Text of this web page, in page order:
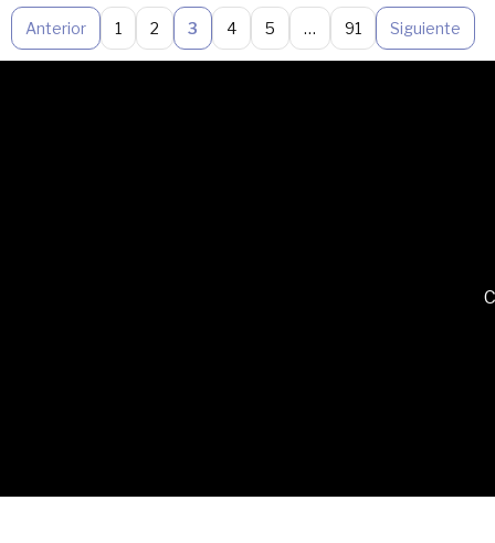
Anterior
1 2 3 4 5 … 91 Siguiente